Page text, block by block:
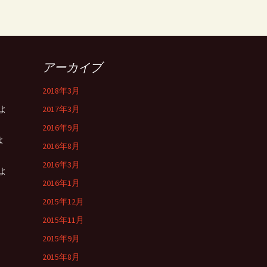
アーカイブ
2018年3月
2017年3月
2016年9月
2016年8月
2016年3月
2016年1月
2015年12月
2015年11月
2015年9月
2015年8月